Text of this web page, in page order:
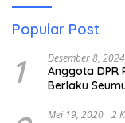
Popular Post
1 Desember 8, 2024
Anggota DPR
Berlaku
Mei 19, 2020 2